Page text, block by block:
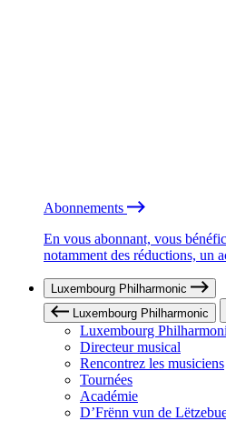
Abonnements
En vous abonnant, vous
notamment des réductions, un
Luxembourg Philharmonic
Luxembourg Philharmonic
Luxembourg
Directeur musical
Rencontrez les musiciens
Tournées
Académie
D’Frënn vun de